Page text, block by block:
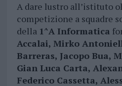
A dare lustro all’istituto
competizione a squadre
della 1^A Informatica
Accalai, Mirko
Barreras, Jacopo Bua,
Gian Luca Carta,
Federico Cassetta,